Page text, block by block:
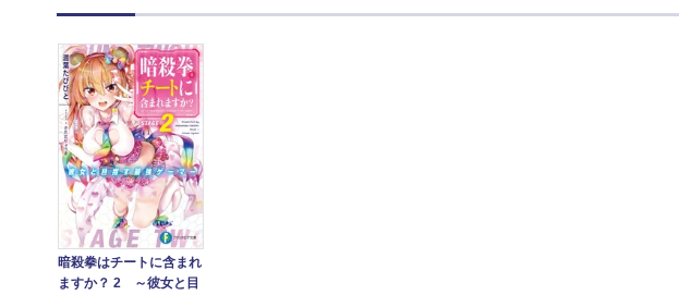
暗殺拳はチートに含まれ
ますか？ 2 ～彼女と目